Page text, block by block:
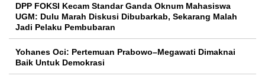
DPP FOKSI Kecam Standar Ganda Oknum Mahasiswa
UGM: Dulu Marah Diskusi Dibubarkab, Sekarang Malah
Jadi Pelaku Pembubaran
Yohanes Oci: Pertemuan Prabowo–Megawati Dimaknai
Baik Untuk Demokrasi